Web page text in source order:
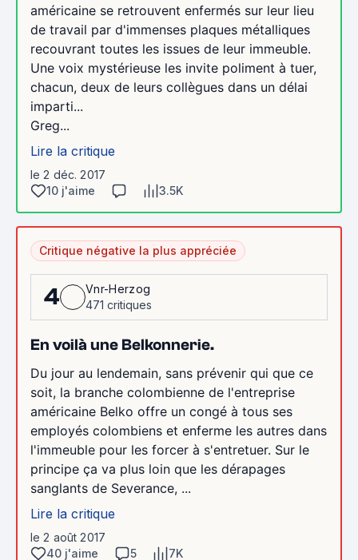
américaine se retrouvent enfermés sur leur lieu
de travail par d'immenses plaques métalliques
recouvrant toutes les issues de leur immeuble.
Une voix mystérieuse les invite poliment à tuer,
chacun, deux de leurs collègues dans un délai
imparti...
Greg...
Lire la critique
le 2 déc. 2017
10 j'aime
3.5K
Critique négative la plus appréciée
4
Vnr-Herzog
471 critiques
En voilà une Belkonnerie.
Du jour au lendemain, sans prévenir qui que ce
soit, la branche colombienne de l'entreprise
américaine Belko offre un congé à tous ses
employés colombiens et enferme les autres dans
l'immeuble pour les forcer à s'entretuer. Sur le
principe ça va plus loin que les dérapages
sanglants de Severance, ...
Lire la critique
le 2 août 2017
40 j'aime
5 7K